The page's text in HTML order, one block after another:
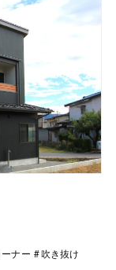
ナー 吹き抜け